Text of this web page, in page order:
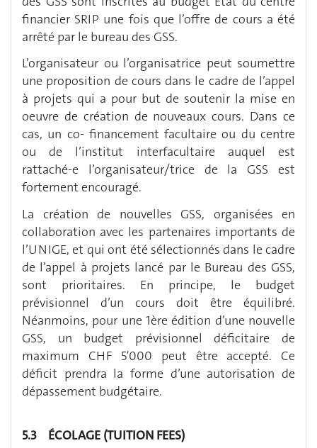
financier SRIP une fois que l’offre de cours a été
arrêté par le bureau des GSS.
L’organisateur ou l’organisatrice peut soumettre
une proposition de cours dans le cadre de l’appel
à projets qui a pour but de soutenir la mise en
oeuvre de création de nouveaux cours. Dans ce
cas, un co- financement facultaire ou du centre
ou de l’institut interfacultaire auquel est
rattaché-e l’organisateur/trice de la GSS est
fortement encouragé.
La création de nouvelles GSS, organisées en
collaboration avec les partenaires importants de
l’UNIGE, et qui ont été sélectionnés dans le cadre
de l’appel à projets lancé par le Bureau des GSS,
sont prioritaires. En principe, le budget
prévisionnel d’un cours doit être équilibré.
Néanmoins, pour une 1ère édition d’une nouvelle
GSS, un budget prévisionnel déficitaire de
maximum CHF 5'000 peut être accepté. Ce
déficit prendra la forme d’une autorisation de
dépassement budgétaire.
5.3 ÉCOLAGE (TUITION FEES)